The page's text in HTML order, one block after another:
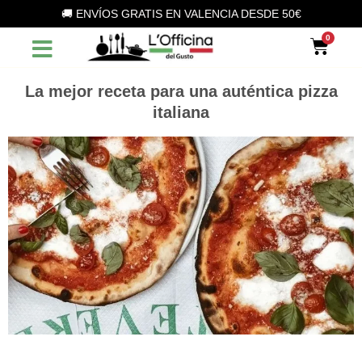
al
contenuto
🚚 ENVÍOS GRATIS EN VALENCIA DESDE 50€
La mejor receta para una auténtica pizza
italiana